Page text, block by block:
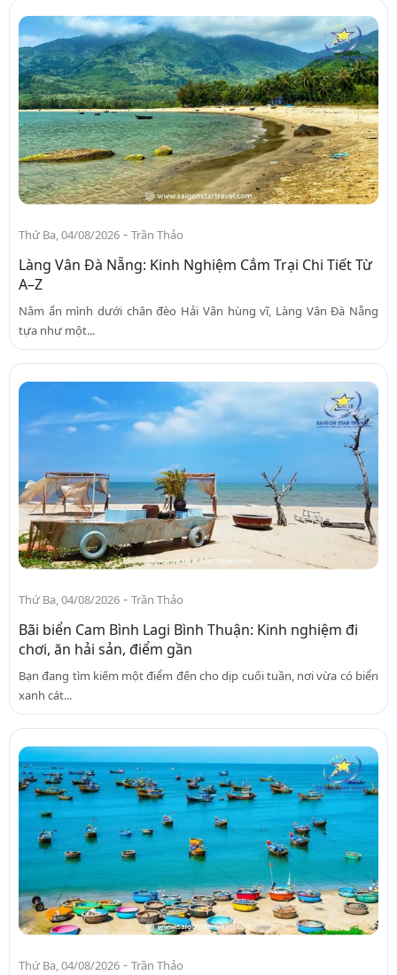
Thứ Ba, 04/08/2026 - Trần Thảo
Làng Vân Đà Nẵng: Kinh Nghiệm Cắm Trại Chi Tiết Từ
A–Z
Nằm ẩn mình dưới chân đèo Hải Vân hùng vĩ, Làng Vân Đà Nẵng
tựa như một...
Thứ Ba, 04/08/2026 - Trần Thảo
Bãi biển Cam Bình Lagi Bình Thuận: Kinh nghiệm đi
chơi, ăn hải sản, điểm gần
Bạn đang tìm kiếm một điểm đến cho dịp cuối tuần, nơi vừa có biển
xanh cát...
Thứ Ba, 04/08/2026 - Trần Thảo